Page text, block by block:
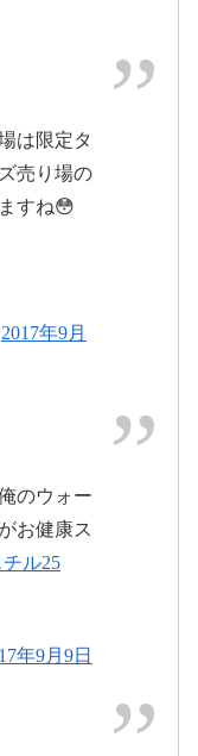
9月9日
月9日
は限定タ
売り場の
すね😳
2017年9月
のウォー
お健康ス
ル25
年9月9日